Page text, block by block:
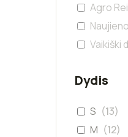
Agro
Vaikiški
Dydis
S (13)
M (12)